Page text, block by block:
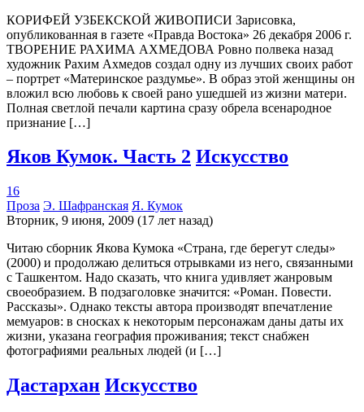
КОРИФЕЙ УЗБЕКСКОЙ ЖИВОПИСИ Зарисовка,
опубликованная в газете «Правда Востока» 26 декабря 2006 г.
ТВОРЕНИЕ РАХИМА АХМЕДОВА Ровно полвека назад
художник Рахим Ахмедов создал одну из лучших своих работ
– портрет «Материнское раздумье». В образ этой женщины он
вложил всю любовь к своей рано ушедшей из жизни матери.
Полная светлой печали картина сразу обрела всенародное
признание […]
Яков Кумок. Часть 2 Искусство
16
Проза Э. Шафранская Я. Кумок
Вторник, 9 июня, 2009 (17 лет назад)
Читаю сборник Якова Кумока «Страна, где берегут следы»
(2000) и продолжаю делиться отрывками из него, связанными
с Ташкентом. Надо сказать, что книга удивляет жанровым
своеобразием. В подзаголовке значится: «Роман. Повести.
Рассказы». Однако тексты автора производят впечатление
мемуаров: в сносках к некоторым персонажам даны даты их
жизни, указана география проживания; текст снабжен
фотографиями реальных людей (и […]
Дастархан Искусство